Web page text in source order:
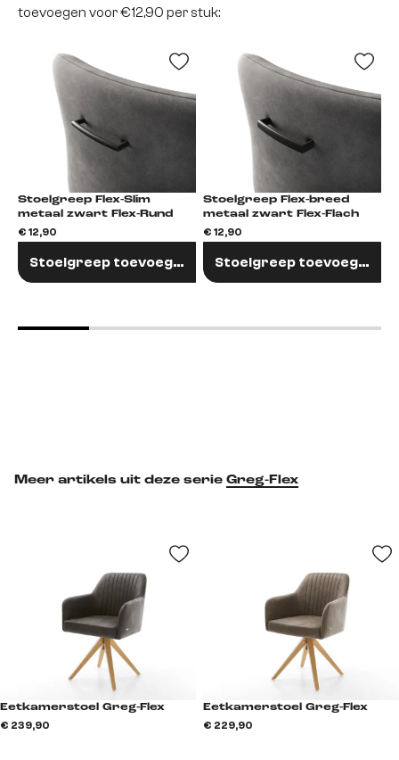
toevoegen voor €12,90 per stuk:
Stoelgreep Flex-Slim
metaal zwart Flex-Rund
€ 12,90
Stoelgreep toevoegen
Stoelgreep Flex-breed
metaal zwart Flex-Flach
€ 12,90
Stoelgreep toevoegen
Meer artikels uit deze serie Greg-Flex
Eetkamerstoel Greg-Flex
€ 239,90
Eetkamerstoel Greg-Flex
€ 229,90